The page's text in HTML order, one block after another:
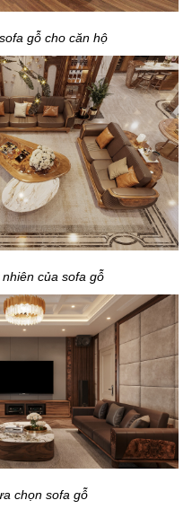
gỗ cho căn hộ
của sofa gỗ
chọn sofa gỗ